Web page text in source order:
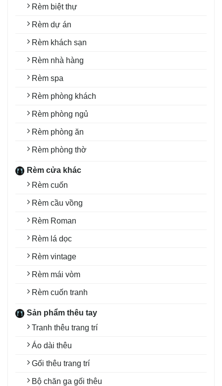
Rèm biệt thự
Rèm dự án
Rèm khách sạn
Rèm nhà hàng
Rèm spa
Rèm phòng khách
Rèm phòng ngủ
Rèm phòng ăn
Rèm phòng thờ
Rèm cửa khác
Rèm cuốn
Rèm cầu vồng
Rèm Roman
Rèm lá dọc
Rèm vintage
Rèm mái vòm
Rèm cuốn tranh
Sản phẩm thêu tay
Tranh thêu trang trí
Áo dài thêu
Gối thêu trang trí
Bộ chăn ga gối thêu